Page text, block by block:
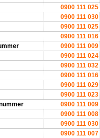
0900 111 025
0900 111 030
0900 111 025
0900 111 016
0900 111 009
0900 111 024
0900 111 032
0900 111 016
0900 111 029
0900 111 023
0900 111 009
0900 111 008
0900 111 030
0900 111 007